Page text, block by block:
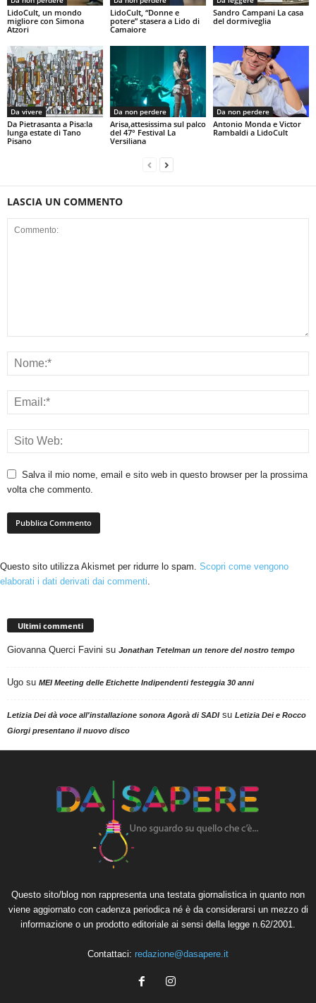
LidoCult, un mondo
migliore con Simona
Atzori
LidoCult, “Donne e
potere” stasera a Lido di
Camaiore
Sandro Campani La casa
del dormiveglia
Da vivere
Da Pietrasanta a Pisa:la
lunga estate di Tano
Pisano
Da non perdere
Arisa,attesissima sul palco
del 47° Festival La
Versiliana
Da non perdere
Antonio Monda e Victor
Rambaldi a LidoCult
LASCIA UN COMMENTO
Salva il mio nome, email e sito web in questo browser per la prossima
volta che commento.
Questo sito utilizza Akismet per ridurre lo spam. Scopri come vengono
elaborati i dati derivati dai commenti.
Ultimi commenti
Giovanna Querci Favini su Jonathan Tetelman un tenore del nostro tempo
Ugo su MEI Meeting delle Etichette Indipendenti festeggia 30 anni
Letizia Dei dà voce all'installazione sonora Agorà di SADIsu Letizia Dei e Rocco
Giorgi presentano il nuovo disco
Questo sito/blog non rappresenta una testata giornalistica in quanto non
viene aggiornato con cadenza periodica né è da considerarsi un mezzo di
informazione o un prodotto editoriale ai sensi della legge n.62/2001.
Contattaci: redazione@dasapere.it